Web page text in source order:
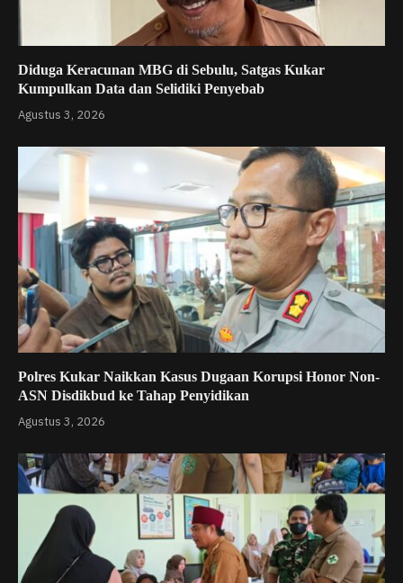
Diduga Keracunan MBG di Sebulu, Satgas Kukar
Kumpulkan Data dan Selidiki Penyebab
Agustus 3, 2026
Polres Kukar Naikkan Kasus Dugaan Korupsi Honor Non-
ASN Disdikbud ke Tahap Penyidikan
Agustus 3, 2026